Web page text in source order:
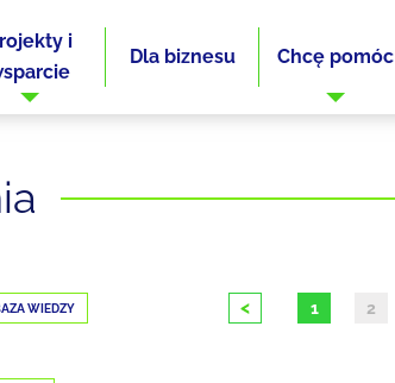
i
Dla biznesu Chcę pomóc
WIEDZY < 1 2